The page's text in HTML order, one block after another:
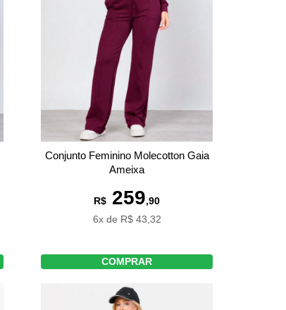
Conjunto Feminino Molecotton Gaia
Ameixa
R$ 259,90
6x de R$ 43,32
COMPRAR